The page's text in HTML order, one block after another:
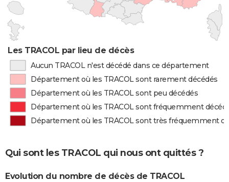
Les TRACOL par lieu de décès
Aucun TRACOL n'est décédé dans ce département
Département où les TRACOL sont rarement décédés
Département où les TRACOL sont peu décédés
Département où les TRACOL sont fréquemment
Département où les TRACOL sont très fréquemment
Qui sont les TRACOL qui nous ont quittés ?
Evolution du nombre de décès de TRACOL